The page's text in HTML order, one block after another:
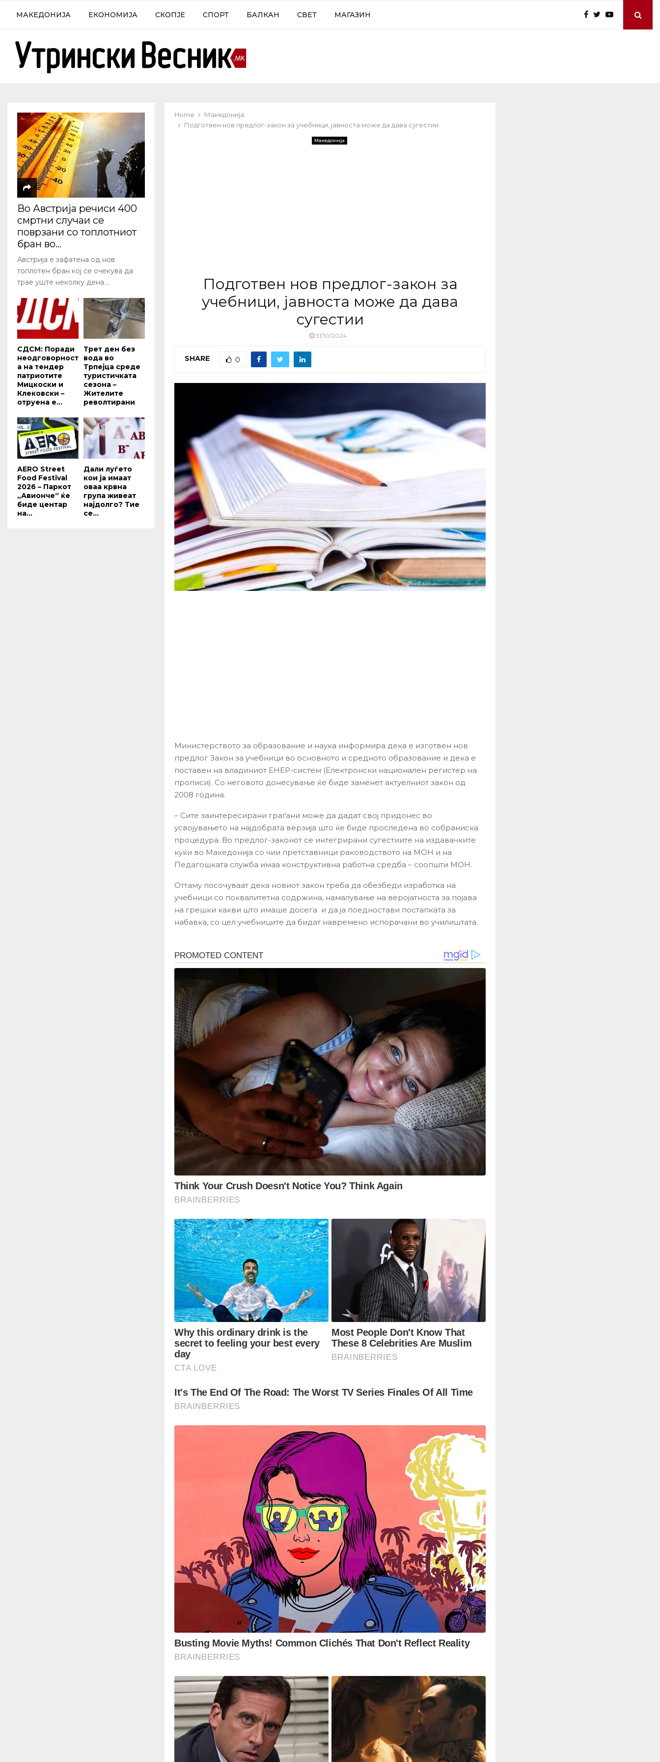
МАКЕДОНИЈА ЕКОНОМИЈА СКОПЈЕ СПОРТ БАЛКАН СВЕТ МАГАЗИН
Home
Македонија
Подготвен нов предлог-закон за учебници, јавноста може да дава сугестии
Македонија
Подготвен нов предлог-закон за
учебници, јавноста може да дава
сугестии
31/10/2024
SHARE 0
Министерството за образование и наука информира дека е изготвен нов
предлог Закон за учебници во основното и средното образование и дека е
поставен на владиниот ЕНЕР-систем (Електронски национален регистер на
прописи). Со неговото донесување ќе биде заменет актуелниот закон од
2008 година.
– Сите заинтересирани граѓани може да дадат свој придонес во
усвојувањето на најдобрата верзија што ќе биде проследена во собраниска
процедура. Во предлог-законот се интегрирани сугестиите на издавачките
куќи во Македонија со чии претставници раководството на МОН и на
Педагошката служба имаа конструктивна работна средба – соопшти МОН.
Оттаму посочуваат дека новиот закон треба да обезбеди изработка на
учебници со поквалитетна содржина, намалување на веројатноста за појава
на грешки какви што имаше досега и да ја поедностави постапката за
набавка, со цел учебниците да бидат навремено испорачани во училиштата.
Во Австрија речиси 400
смртни случаи се
поврзани со топлотниот
бран во...
Австрија е зафатена од нов
топлотен бран кој се очекува да
трае уште неколку дена....
СДСМ: Поради
неодговорност
а на тендер
патриотите
Мицкоски и
Клековски –
отруена е...
Трет ден без
вода во
Трпејца среде
туристичката
сезона –
Жителите
револтирани
AERO Street
Food Festival
2026 – Паркот
„Авионче“ ќе
биде центар
на...
Дали луѓето
кои ја имаат
оваа крвна
група живеат
најдолго? Тие
се...